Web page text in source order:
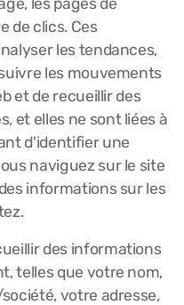
les pages de
de clics. Ces
les tendances,
les mouvements
et de recueillir des
et elles ne sont liées à
d'identifier une
naviguez sur le site
informations sur les
des informations
telles que votre nom,
votre adresse,